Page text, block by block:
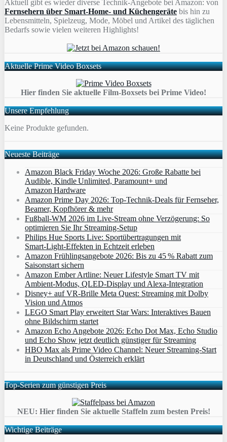
Aktuell gibt es wieder diverse Technik-Angebote bei Amazon: von
Fernsehern über Smart-Home- und Küchengeräte bis hin zu
Lebensmitteln, Spielzeug, Mode, Möbel und Artikel des täglichen
Bedarfs sowie vielen weiteren Highlights!
Aktuelle Prime Video Boxsets
Hier finden Sie aktuelle Film-Boxsets bei Prime Video!
Unsere Empfehlung
Keine Produkte gefunden.
Neueste Beiträge
Amazon Black Friday Woche 2026: Große Rabatte bei
Audible, Kindle Unlimited, Paramount+ und
Amazon Hardware
Amazon Prime Day 2026: Top-Technik-Deals für Fernseher,
Beamer, Kopfhörer & mehr
Fußball-WM 2026 im Live-Stream ohne Verzögerung: So
optimieren Sie Ihr Streaming-Setup
Philips Hue Sports Live: Sportübertragungen mit
Smart‑Light‑Effekten in Echtzeit erleben
Amazon Frühlingsangebote 2026: Bis zu 45 % Rabatt zum
Saisonstart sichern
Amazon Ember Artline: Neuer Lifestyle Smart TV mit
Ambient‑Modus, QLED‑Display und Alexa‑Integration
Disney+ auf VR-Brille Meta Quest: Streaming mit Dolby
Vision und Atmos
LEGO Smart Play erweitert Star Wars: Interaktives Bauen
ohne Bildschirm startet
Amazon Echo Angebote 2026: Echo Dot Max, Echo Studio
und Echo Show jetzt deutlich günstiger für Streaming
HBO Max als Prime Video Channel: Neuer Streaming‑Start
in Deutschland und Österreich erklärt
Top-Serien zum günstigen Preis
NEU: Hier finden Sie aktuelle Staffeln zum besten Preis!
Wichtige Beiträge